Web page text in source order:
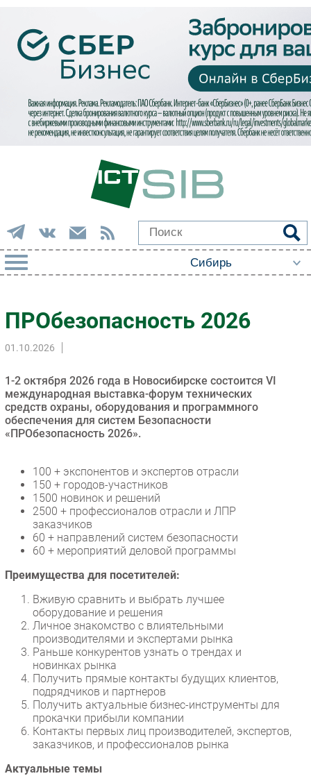
Импорто­замещение
Автоматизация Промышленности
Мобильная связь
Фиксированная связь
Интеграция
Маркетинг
Торговые сети
Оборудование
ПО
Outsourcing
Регулирование
Финансы
Web
Безопасность
Инновации
CIO/Управление ИТ
Гаджеты
Здоровье
ПРОбезопасность 2026
01.10.2026
1-2 октября 2026 года в Новосибирске состоится VI
международная выставка-форум технических
средств охраны, оборудования и программного
обеспечения для систем Безопасности
«ПРОбезопасность 2026».
100 + экспонентов и экспертов отрасли
150 + городов-участников
1500 новинок и решений
2500 + профессионалов отрасли и ЛПР
заказчиков
60 + направлений систем безопасности
60 + мероприятий деловой программы
Преимущества для посетителей:
Вживую сравнить и выбрать лучшее
оборудование и решения
Личное знакомство с влиятельными
производителями и экспертами рынка
Раньше конкурентов узнать о трендах и
новинках рынка
Получить прямые контакты будущих клиентов,
подрядчиков и партнеров
Получить актуальные бизнес-инструменты для
прокачки прибыли компании
Контакты первых лиц производителей, экспертов,
заказчиков, и профессионалов рынка
Актуальные темы